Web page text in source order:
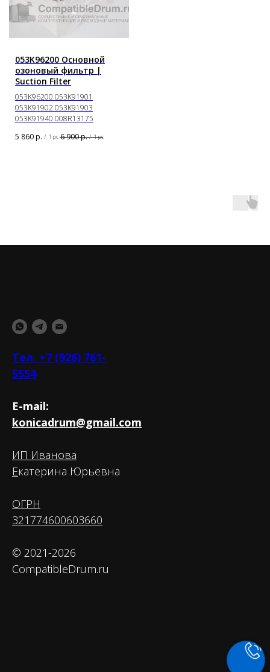
053K96200 Основной
озоновый фильтр |
Suction Filter
053K96200 053K91901
053K91902 053K91903
053K91940 008R13175
5 860р. / 1 pc 6 900р. / 1 pc
Тел. +7 (926) 761-
5554
E-mail:
konicadrum@gmail.com
ИП Иванова
Екатерина Юрьевна
ОГРН
321774600603660
© 2021-2026
CompatibleDrum.ru